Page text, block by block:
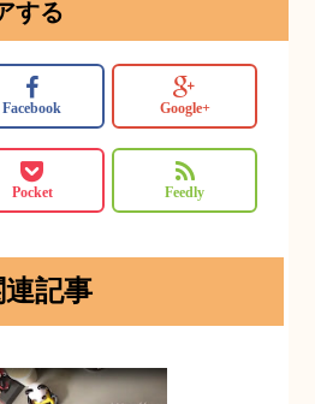
する
Facebook Google+
Pocket Feedly
記事